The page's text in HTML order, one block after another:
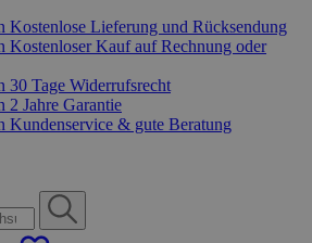
Kostenlose Lieferung und Rücksendung
Kostenloser Kauf auf Rechnung oder
30 Tage Widerrufsrecht
2 Jahre Garantie
Kundenservice & gute Beratung